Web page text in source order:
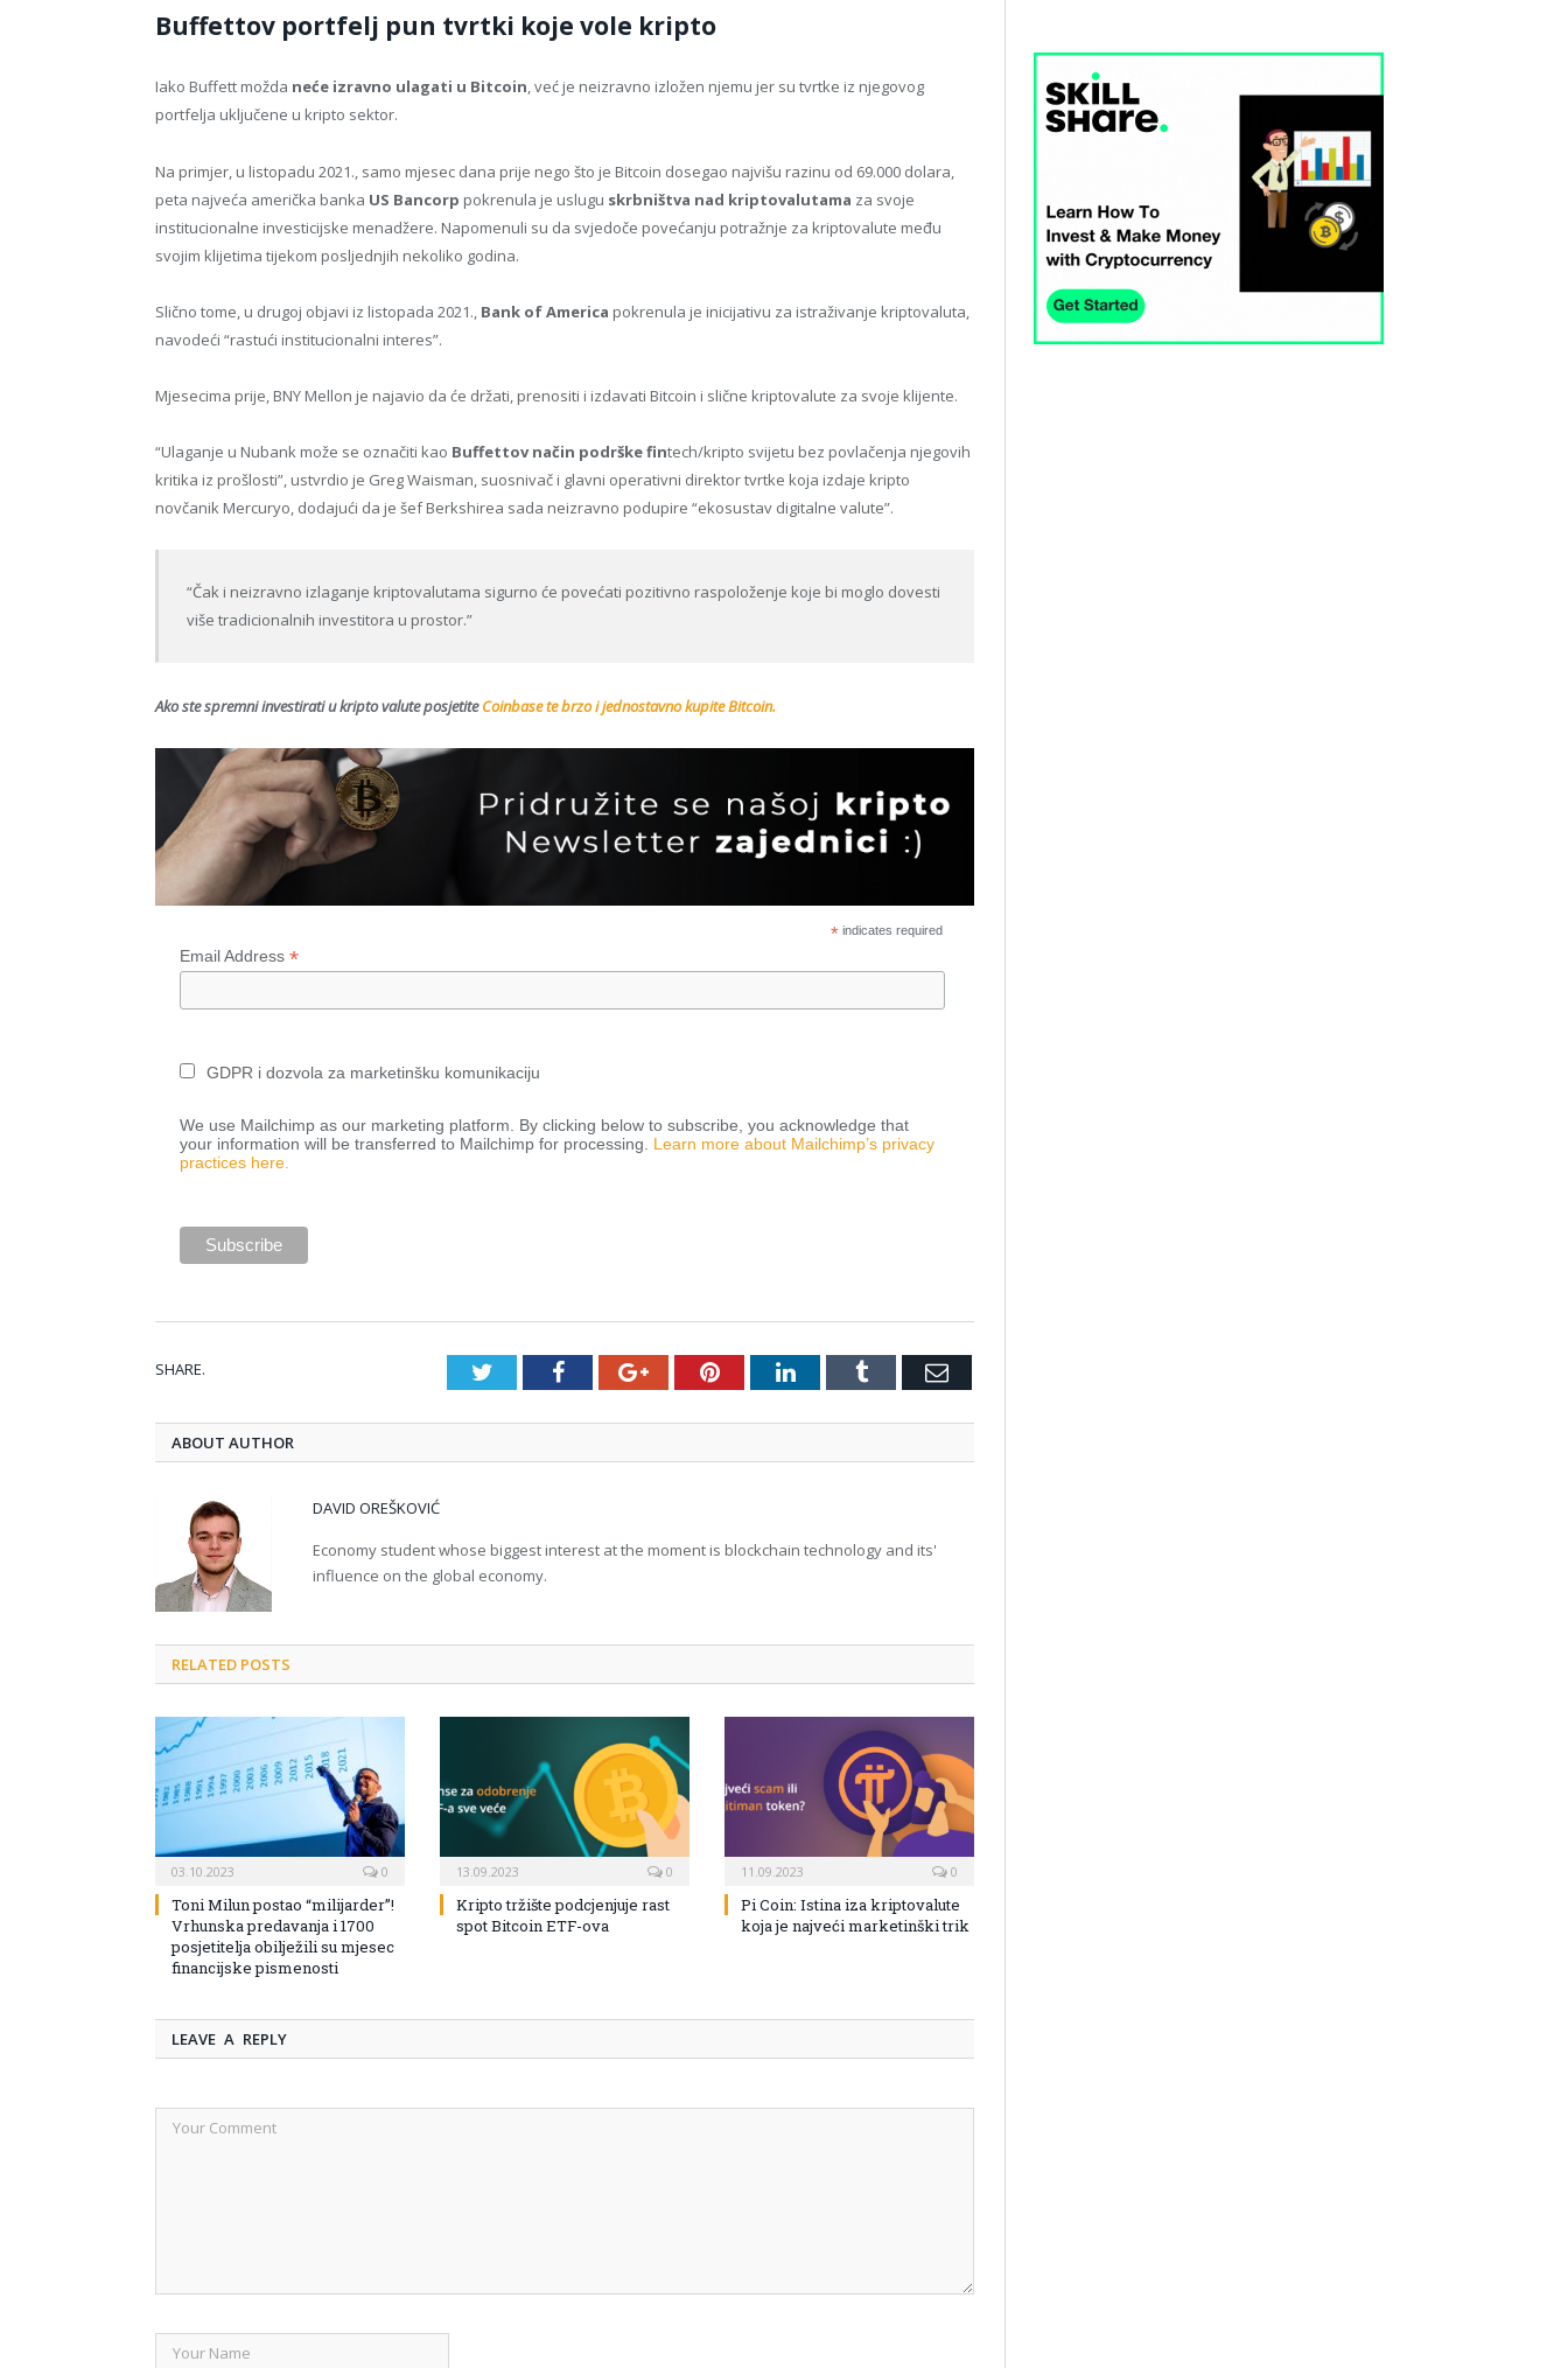
Buffettov portfelj pun tvrtki koje vole kripto
Iako Buffett možda neće izravno ulagati u Bitcoin, već je neizravno izložen njemu jer su tvrtke iz njegovog
portfelja uključene u kripto sektor.
Na primjer, u listopadu 2021., samo mjesec dana prije nego što je Bitcoin dosegao najvišu razinu od 69.000 dolara,
peta najveća američka banka US Bancorp pokrenula je uslugu skrbništva nad kriptovalutama za svoje
institucionalne investicijske menadžere. Napomenuli su da svjedoče povećanju potražnje za kriptovalute među
svojim klijetima tijekom posljednjih nekoliko godina.
Slično tome, u drugoj objavi iz listopada 2021., Bank of America pokrenula je inicijativu za istraživanje kriptovaluta,
navodeći “rastući institucionalni interes”.
Mjesecima prije, BNY Mellon je najavio da će držati, prenositi i izdavati Bitcoin i slične kriptovalute za svoje klijente.
“Ulaganje u Nubank može se označiti kao Buffettov način podrške fintech/kripto svijetu bez povlačenja njegovih
kritika iz prošlosti”, ustvrdio je Greg Waisman, suosnivač i glavni operativni direktor tvrtke koja izdaje kripto
novčanik Mercuryo, dodajući da je šef Berkshirea sada neizravno podupire “ekosustav digitalne valute”.
“Čak i neizravno izlaganje kriptovalutama sigurno će povećati pozitivno raspoloženje koje bi moglo dovesti
više tradicionalnih investitora u prostor.”
Ako ste spremni investirati u kripto valute posjetiteCoinbase te brzo i jednostavno kupite Bitcoin.
*indicates required
Email Address*
GDPR i dozvola za marketinšku komunikaciju
We use Mailchimp as our marketing platform. By clicking below to subscribe, you acknowledge that
your information will be transferred to Mailchimp for processing. Learn more about Mailchimp’s privacy
practices here.
SHARE. TwitterFacebookGoogle+PinterestLinkedInTumblr Email
ABOUT AUTHOR
DAVID OREŠKOVIĆ
Economy student whose biggest interest at the moment is blockchain technology and its'
influence on the global economy.
RELATED POSTS
03.10.2023 0
Toni Milun postao “milijarder”!
Vrhunska predavanja i 1700
posjetitelja obilježili su mjesec
financijske pismenosti
13.09.2023 0
Kripto tržište podcjenjuje rast
spot Bitcoin ETF-ova
11.09.2023 0
Pi Coin: Istina iza kriptovalute
koja je najveći marketinški trik
LEAVE A REPLY